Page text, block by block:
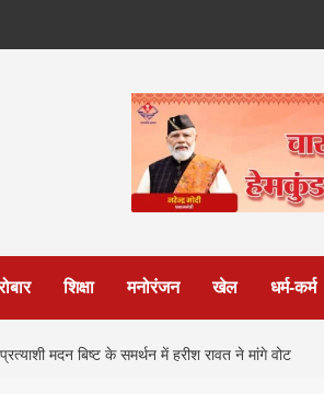
शिक्षा मनोरंजन खेल धर्म-कर्म
मदन बिष्ट के समर्थन में हरीश रावत ने मांगे वोट